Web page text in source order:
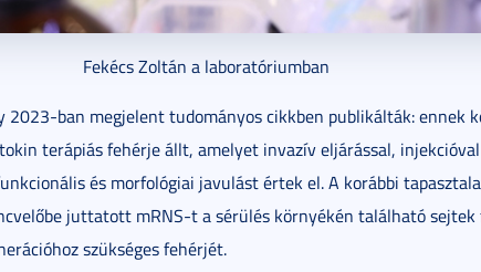
Fekécs Zoltán a laboratóriumban
2023-ban megjelent tudományos cikkben publikálták: ennek
terápiás fehérje állt, amelyet invazív eljárással,
és morfológiai javulást értek el. A korábbi
juttatott mRNS-t a sérülés környékén található sejtek
szükséges fehérjét.